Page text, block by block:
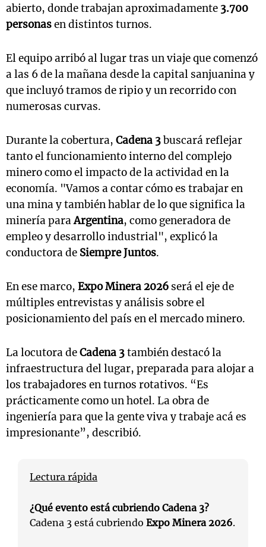
abierto, donde trabajan aproximadamente 3.700
personasen distintos turnos.
El equipo arribó al lugar tras un viaje que comenzó
a las 6 de la mañana desde la capital sanjuanina y
que incluyó tramos de ripio y un recorrido con
numerosas curvas.
Durante la cobertura, Cadena 3buscará reflejar
tanto el funcionamiento interno del complejo
minero como el impacto de la actividad en la
economía. "Vamos a contar cómo es trabajar en
una mina y también hablar de lo que significa la
minería paraArgentina, como generadora de
empleo y desarrollo industrial", explicó la
conductora de Siempre Juntos.
En ese marco, Expo Minera 2026 será el eje de
múltiples entrevistas y análisis sobre el
posicionamiento del país en el mercado minero.
La locutora deCadena 3también destacó la
infraestructura del lugar, preparada para alojar a
los trabajadores en turnos rotativos. “Es
prácticamente como un hotel. La obra de
ingeniería para que la gente viva y trabaje acá es
impresionante”, describió.
Lectura rápida
¿Qué evento está cubriendo Cadena 3?
Cadena 3 está cubriendo Expo Minera 2026.